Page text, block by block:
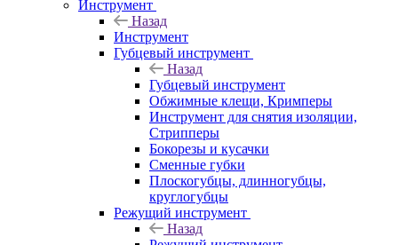
Инструмент
Назад
Инструмент
Губцевый инструмент
Назад
Губцевый инструмент
Обжимные клещи, Кримперы
Инструмент для снятия изоляции,
Стрипперы
Бокорезы и кусачки
Сменные губки
Плоскогубцы, длинногубцы,
круглогубцы
Режущий инструмент
Назад